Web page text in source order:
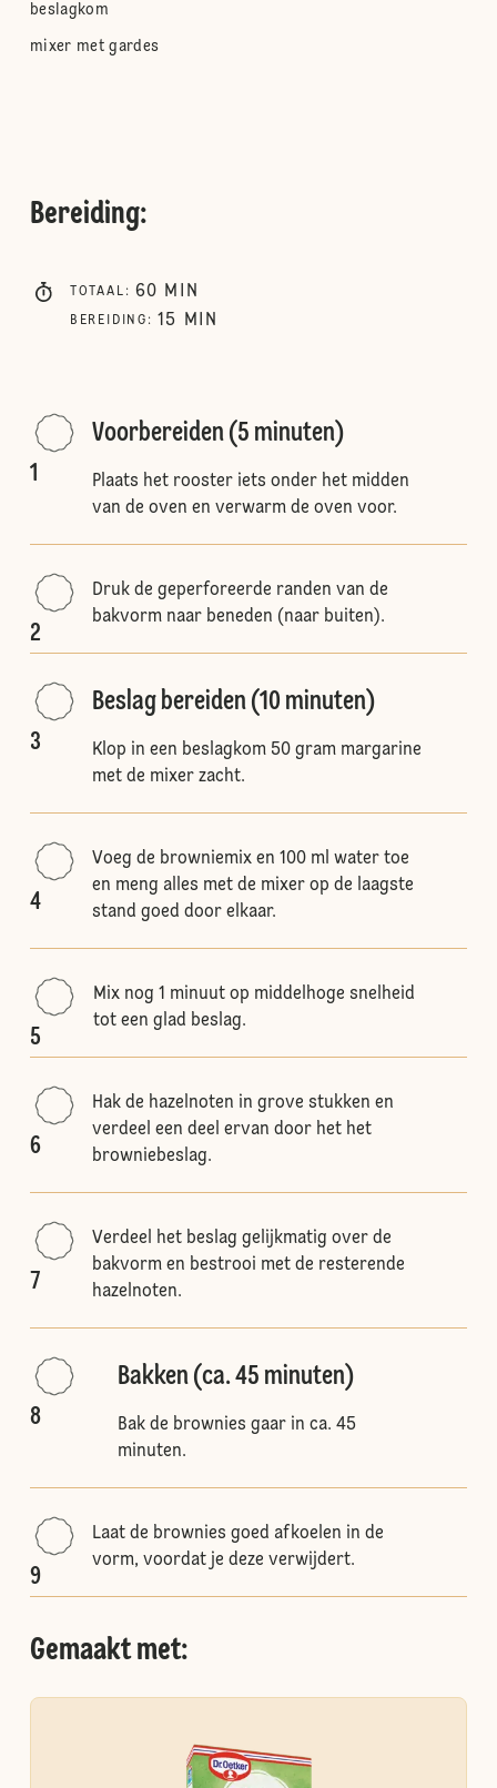
beslagkom
mixer met gardes
Bereiding:
TOTAAL : 60 MIN
BEREIDING : 15 MIN
1
Voorbereiden (5 minuten)
Plaats het rooster iets onder het midden
van de oven en verwarm de oven voor.
2
Druk de geperforeerde randen van de
bakvorm naar beneden (naar buiten).
3
Beslag bereiden (10 minuten)
Klop in een beslagkom 50 gram margarine
met de mixer zacht.
4
Voeg de browniemix en 100 ml water toe
en meng alles met de mixer op de laagste
stand goed door elkaar.
5
Mix nog 1 minuut op middelhoge snelheid
tot een glad beslag.
6
Hak de hazelnoten in grove stukken en
verdeel een deel ervan door het het
browniebeslag.
7
Verdeel het beslag gelijkmatig over de
bakvorm en bestrooi met de resterende
hazelnoten.
8
Bakken (ca. 45 minuten)
Bak de brownies gaar in ca. 45
minuten.
9
Laat de brownies goed afkoelen in de
vorm, voordat je deze verwijdert.
Gemaakt met: